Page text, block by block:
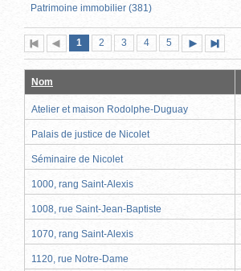
Patrimoine immobilier (381)
Première
page
Page
précédente
Page
1 (page
actuelle)
Page
2 Page
3 Page
4 Page
5
suivante
page
Nom
Atelier et maison Rodolphe-Duguay
Palais de justice de Nicolet
Séminaire de Nicolet
1000, rang Saint-Alexis
1008, rue Saint-Jean-Baptiste
1070, rang Saint-Alexis
1120, rue Notre-Dame